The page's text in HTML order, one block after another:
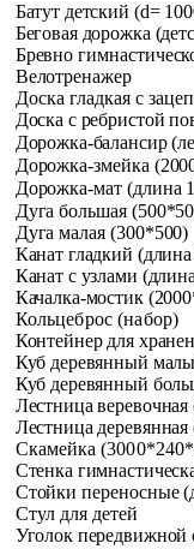
Батут детский (d=
Беговая дорожка
Бревно
Велотренажер
Доска гладкая с
Доска с ребристой
Дорожка-балансир
Дорожка-змейка
Дорожка-мат (длина
Дуга большая
Дуга малая (300*500)
Канат гладкий
Канат с узлами
Качалка-мостик
Кольцеброс (набор)
Контейнер для
Куб деревянный
Куб деревянный
Лестница
Лестница
Скамейка
Стенка
Стойки переносные
Стул для детей
Уголок передвижной